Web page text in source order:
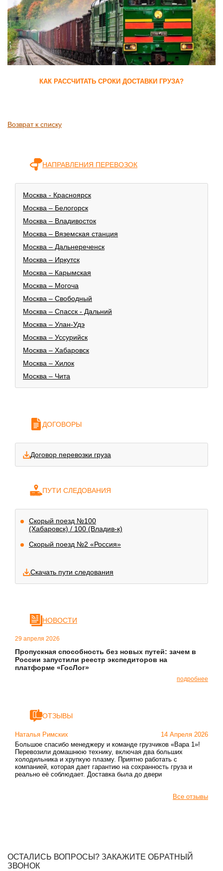
КАК РАССЧИТАТЬ СРОКИ ДОСТАВКИ ГРУЗА?
Возврат к списку
НАПРАВЛЕНИЯ ПЕРЕВОЗОК
Москва - Красноярск
Москва – Белогорск
Москва – Владивосток
Москва – Вяземская станция
Москва – Дальнереченск
Москва – Иркутск
Москва – Карымская
Москва – Могоча
Москва – Свободный
Москва – Спасск - Дальний
Москва – Улан-Удэ
Москва – Уссурийск
Москва – Хабаровск
Москва – Хилок
Москва – Чита
ДОГОВОРЫ
Договор перевозки груза
ПУТИ СЛЕДОВАНИЯ
Скорый поезд №100
(Хабаровск) / 100 (Владив-к)
Скорый поезд №2 «Россия»
Скачать пути следования
НОВОСТИ
29 апреля 2026
Пропускная способность без новых путей: зачем в
России запустили реестр экспедиторов на
платформе «ГосЛог»
подробнее
ОТЗЫВЫ
Наталья Римских
14 Апреля 2026
Большое спасибо менеджеру и команде грузчиков «Вара 1»!
Перевозили домашнюю технику, включая два больших
холодильника и хрупкую плазму. Приятно работать с
компанией, которая дает гарантию на сохранность груза и
реально её соблюдает. Доставка была до двери
Все отзывы
ОСТАЛИСЬ ВОПРОСЫ? ЗАКАЖИТЕ ОБРАТНЫЙ
ЗВОНОК